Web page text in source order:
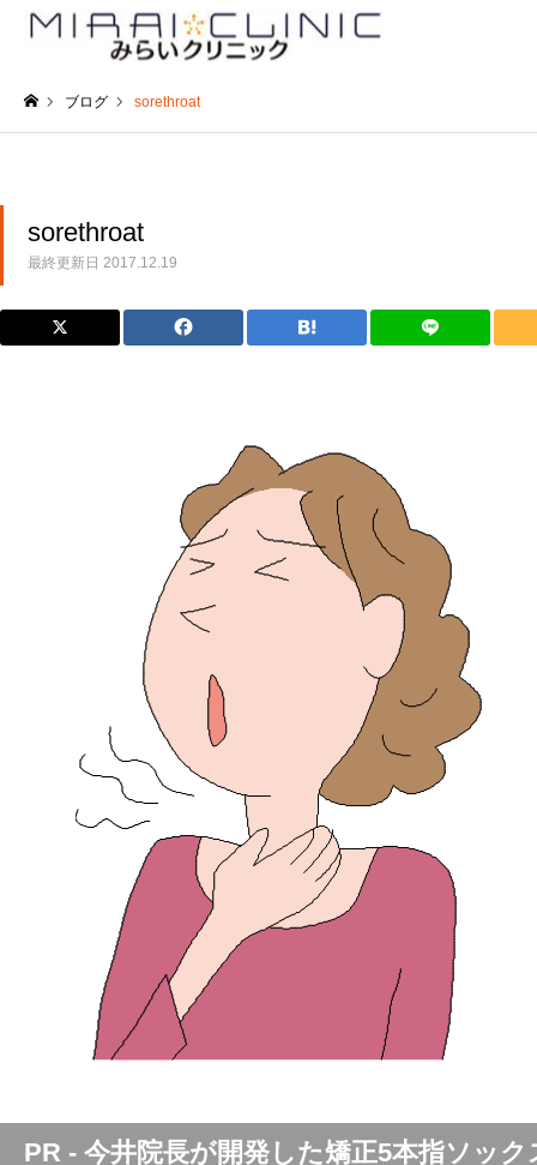
ブログ sorethroat
sorethroat
最終更新日 2017.12.19
PR - 今井院長が開発した矯正5本指ソック